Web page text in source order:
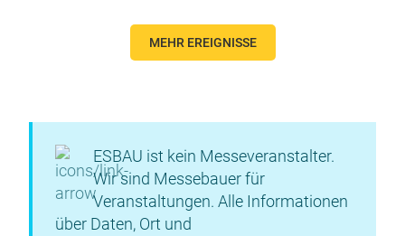
MEHR EREIGNISSE
ESBAU ist kein Messeveranstalter.
Wir sind Messebauer für
Veranstaltungen. Alle Informationen
über Daten, Ort und